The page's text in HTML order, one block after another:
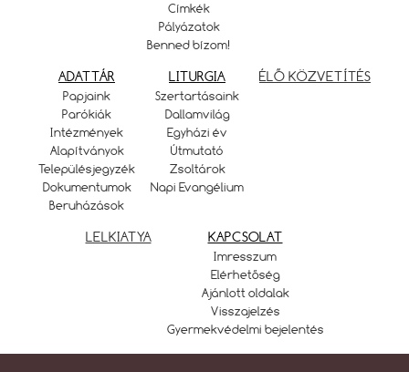
Címkék
Pályázatok
Benned bízom!
ADATTÁR
Papjaink
Parókiák
Intézmények
Alapítványok
Településjegyzék
Dokumentumok
Beruházások
LITURGIA
Szertartásaink
Dallamvilág
Egyházi év
Útmutató
Zsoltárok
Napi Evangélium
ÉLŐ KÖZVETÍTÉS
LELKIATYA KAPCSOLAT
Imresszum
Elérhetőség
Ajánlott oldalak
Visszajelzés
Gyermekvédelmi bejelentés